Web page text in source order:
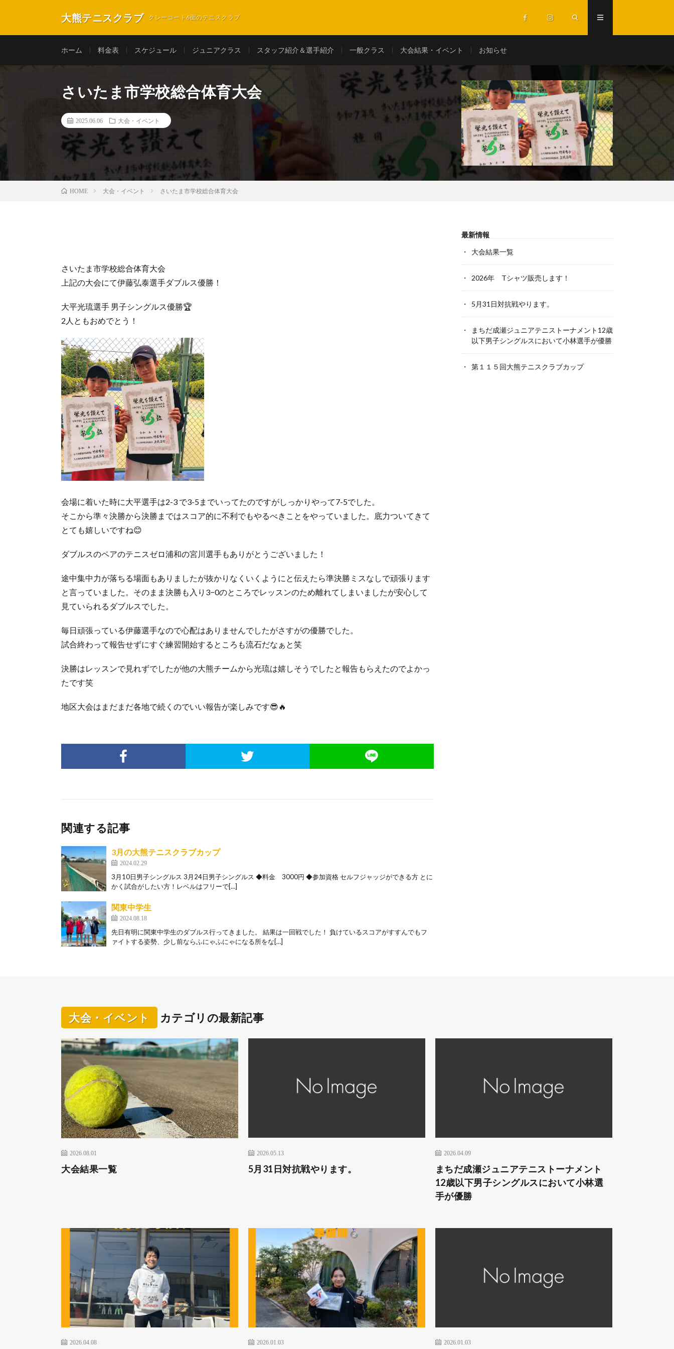
大熊テニスクラブ クレーコート6面のテニスクラブ
ホーム 料金表 スケジュール ジュニアクラス スタッフ紹介＆選手紹介 一般クラス 大会結果・イベント お知らせ
さいたま市学校総合体育大会
2025.06.06 大会・イベント
HOME 大会・イベント さいたま市学校総合体育大会
さいたま市学校総合体育大会
上記の大会にて伊藤弘泰選手ダブルス優勝！
大平光琉選手 男子シングルス優勝🏆
2人ともおめでとう！
会場に着いた時に大平選手は2-3 で3-5までいってたのですがしっかりやって7-5でした。
そこから準々決勝から決勝まではスコア的に不利でもやるべきことをやっていました。底力ついてきて
とても嬉しいですね😊
ダブルスのペアのテニスゼロ浦和の宮川選手もありがとうございました！
途中集中力が落ちる場面もありましたが抜かりなくいくようにと伝えたら準決勝ミスなしで頑張ります
と言っていました。そのまま決勝も入り3−0のところでレッスンのため離れてしまいましたが安心して
見ていられるダブルスでした。
毎日頑張っている伊藤選手なので心配はありませんでしたがさすがの優勝でした。
試合終わって報告せずにすぐ練習開始するところも流石だなぁと笑
決勝はレッスンで見れずでしたが他の大熊チームから光琉は嬉しそうでしたと報告もらえたのでよかっ
たです笑
地区大会はまだまだ各地で続くのでいい報告が楽しみです😎🔥
関連する記事
3月の大熊テニスクラブカップ
2024.02.29
3月10日男子シングルス 3月24日男子シングルス ◆料金 3000円 ◆参加資格 セルフジャッジができる方 とに
かく試合がしたい方！レベルはフリーで[…]
関東中学生
2024.08.18
先日有明に関東中学生のダブルス行ってきました。 結果は一回戦でした！ 負けているスコアがすすんでもフ
ァイトする姿勢、少し前ならふにゃふにゃになる所をな[…]
最新情報
大会結果一覧
2026年 Tシャツ販売します！
5月31日対抗戦やります。
まちだ成瀬ジュニアテニストーナメント12歳
以下男子シングルスにおいて小林選手が優勝
第１１５回大熊テニスクラブカップ
大会・イベント カテゴリの最新記事
2026.08.01
大会結果一覧
2026.05.13
5月31日対抗戦やります。
2026.04.09
まちだ成瀬ジュニアテニストーナメント
12歳以下男子シングルスにおいて小林選
手が優勝
2026.04.08 2026.01.03 2026.01.03